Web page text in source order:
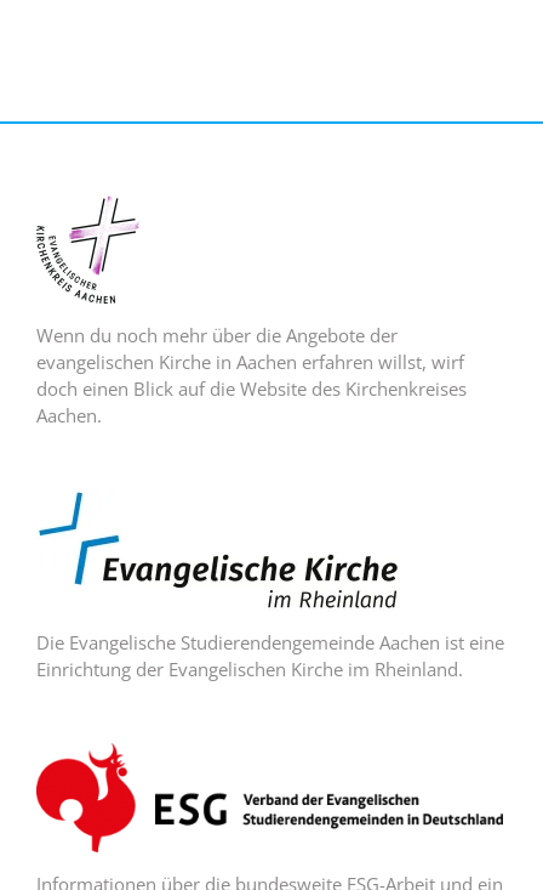
Wenn du noch mehr über die Angebote der
evangelischen Kirche in Aachen erfahren willst, wirf
doch einen Blick auf die Website des Kirchenkreises
Aachen.
Die Evangelische Studierendengemeinde Aachen ist eine
Einrichtung der Evangelischen Kirche im Rheinland.
Informationen über die bundesweite ESG-Arbeit und ein